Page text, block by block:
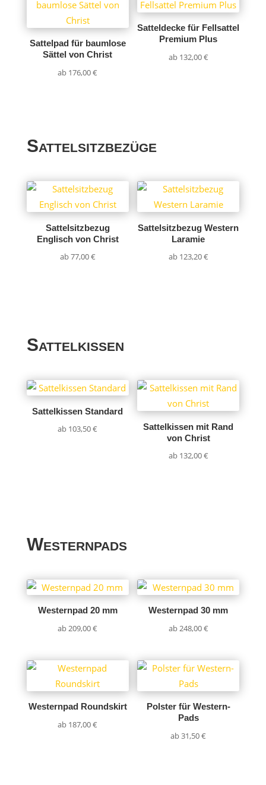
Sattelpad für baumlose
Sättel von Christ
ab 176,00€
Satteldecke für Fellsattel
Premium Plus
ab 132,00€
Sattelsitzbezüge
Sattelsitzbezug
Englisch von Christ
ab77,00€
Sattelsitzbezug Western
Laramie
ab 123,20€
Sattelkissen
Sattelkissen Standard
ab 103,50€
Sattelkissen mit Rand
von Christ
ab 132,00€
Westernpads
Westernpad 20 mm
ab 209,00€
Westernpad 30 mm
ab 248,00€
Westernpad Roundskirt
ab 187,00€
Polster für Western-
Pads
ab31,50€